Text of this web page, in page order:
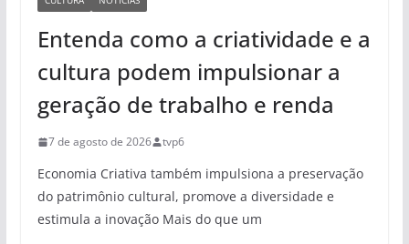
Entenda como a criatividade e a
cultura podem impulsionar a
geração de trabalho e renda
7 de agosto de 2026 tvp6
Economia Criativa também impulsiona a preservação
do patrimônio cultural, promove a diversidade e
estimula a inovação Mais do que um